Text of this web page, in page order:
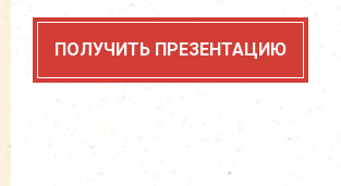
ПОЛУЧИТЬ ПРЕЗЕНТАЦИЮ